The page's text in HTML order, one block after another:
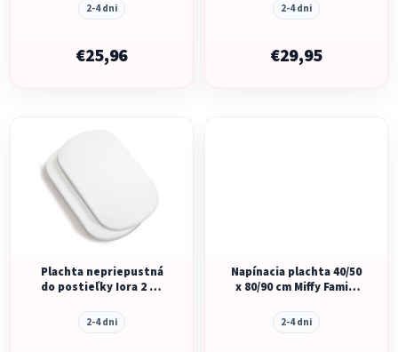
2-4 dni
€25,96
2-4 dni
€29,95
Plachta nepriepustná
do postieľky Iora 2 ks
2-4 dni
Napínacia plachta 40/50
x 80/90 cm Miffy Family
2-4 dni